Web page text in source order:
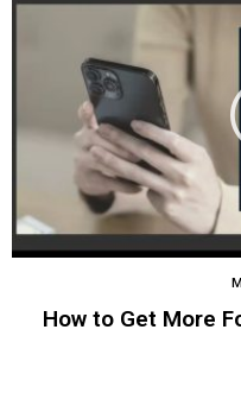
How to Get More